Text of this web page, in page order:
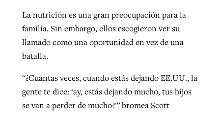
La nutrición es una gran preocupación para la
familia. Sin embargo, ellos escogieron ver su
llamado como una oportunidad en vez de una
batalla.
“¿Cuántas veces, cuando estás dejando EE.UU., la
gente te dice: ‘ay, estás dejando mucho, tus hijos
se van a perder de mucho?'” bromea Scott